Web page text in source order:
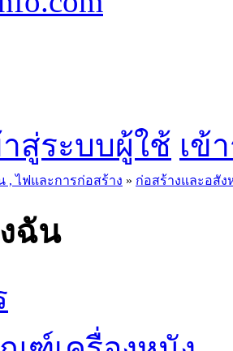
าสู่ระบบผู้ใช้ เข้
, ไฟและการก่อสร้าง » ก่อสร้างและอสั
ฉัน